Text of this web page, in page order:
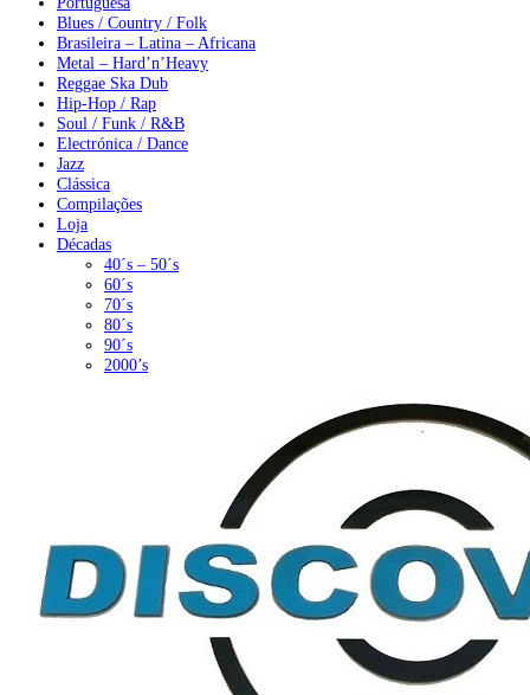
Blues / Country / Folk
Brasileira – Latina – Africana
Metal – Hard’n’Heavy
Reggae Ska Dub
Hip-Hop / Rap
Soul / Funk / R&B
Electrónica / Dance
Jazz
Clássica
Compilações
Loja
Décadas
40´s – 50´s
60´s
70´s
80´s
90´s
2000’s